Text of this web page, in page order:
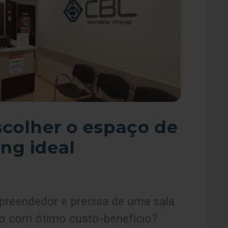
o espaço de
ideal
e precisa de uma sala
com ótimo custo-benefício?